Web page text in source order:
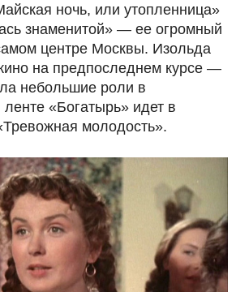
ночь, или утопленница»
знаменитой» — ее огромный
центре Москвы. Изольда
на предпоследнем курсе —
небольшие роли в
«Богатырь» идет в
молодость».